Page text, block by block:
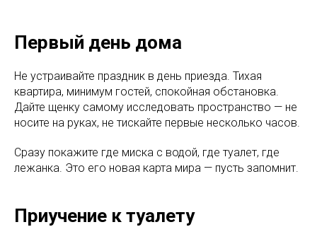
Первый день дома
Не устраивайте праздник в день приезда. Тихая
квартира, минимум гостей, спокойная обстановка.
Дайте щенку самому исследовать пространство — не
носите на руках, не тискайте первые несколько часов.
Сразу покажите где миска с водой, где туалет, где
лежанка. Это его новая карта мира — пусть запомнит.
Приучение к туалету